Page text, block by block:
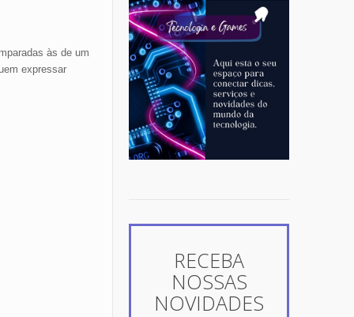
às de um
expressar
RECEBA
NOSSAS
NOVIDADES